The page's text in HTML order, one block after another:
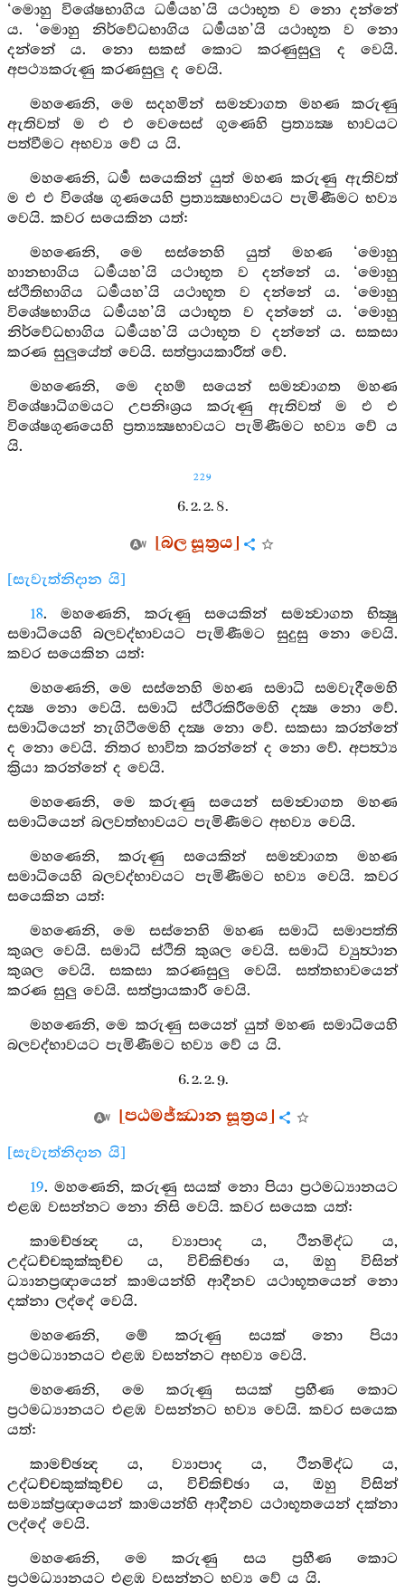
‘මොහු විශේෂභාගිය ධර්‍මයහ’යි යථාභූත ව නො දන්නේ
ය. ‘මොහු නිර්වේධභාගිය ධර්‍මයහ’යි යථාභූත ව නො
දන්නේ ය. නො සකස් කොට කරණුසුලු ද වෙයි.
අපථ්‍යකරුණු කරණසුලු ද වෙයි.
මහණෙනි, මෙ සදහමින් සමන්‍වාගත මහණ කරුණු
ඇතිවත් ම එ එ වෙසෙස් ගුණෙහි ප්‍රත්‍යක්‍ෂ භාවයට
පත්වීමට අභව්‍ය වේ ය යි.
මහණෙනි, ධර්‍ම සයෙකින් යුත් මහණ කරුණු ඇතිවත්
ම එ එ විශේෂ ගුණයෙහි ප්‍රත්‍යක්‍ෂභාවයට පැමිණීමට භව්‍ය
වෙයි. කවර සයෙකින යත්:
මහණෙනි, මෙ සස්නෙහි යුත් මහණ ‘මොහු
හානභාගිය ධර්‍මයහ’යි යථාභූත ව දන්නේ ය. ‘මොහු
ස්ථිතිභාගිය ධර්‍මයහ’යි යථාභූත ව දන්නේ ය. ‘මොහු
විශේෂභාගිය ධර්‍මයහ’යි යථාභූත ව දන්නේ ය. ‘මොහු
නිර්වේධභාගිය ධර්‍මයහ’යි යථාභූත ව දන්නේ ය. සකසා
කරණ සුලුයේත් වෙයි. සත්ප්‍රායකාරීත් වේ.
මහණෙනි, මෙ දහම් සයෙන් සමන්‍වාගත මහණ
විශේෂාධිගමයට උපනිඃශ්‍රය කරුණු ඇතිවත් ම එ එ
විශේෂගුණයෙහි ප්‍රත්‍යක්‍ෂභාවයට පැමිණීමට භව්‍ය වේ ය
යි.
229
6. 2. 2. 8.
[බල සූත්‍රය]
[සැවැත්නිදාන යි]
18. මහණෙනි, කරුණු සයෙකින් සමන්‍වාගත භික්‍ෂු
සමාධියෙහි බලවද්භාවයට පැමිණීමට සුදුසු නො වෙයි.
කවර සයෙකින යත්:
මහණෙනි, මෙ සස්නෙහි මහණ සමාධි සමවැදීමෙහි
දක්‍ෂ නො වෙයි. සමාධි ස්ථිරකිරීමෙහි දක්‍ෂ නො වේ.
සමාධියෙන් නැගිටීමෙහි දක්‍ෂ නො වේ. සකසා කරන්නේ
ද නො වෙයි. නිතර භාවිත කරන්නේ ද නො වේ. අපත්‍ථ්‍ය
ක්‍රියා කරන්නේ ද වෙයි.
මහණෙනි, මෙ කරුණු සයෙන් සමන්‍වාගත මහණ
සමාධියෙන් බලවත්භාවයට පැමිණීමට අභව්‍ය වෙයි.
මහණෙනි, කරුණු සයෙකින් සමන්‍වාගත මහණ
සමාධියෙහි බලවද්භාවයට පැමිණීමට භව්‍ය වෙයි. කවර
සයෙකින යත්:
මහණෙනි, මෙ සස්නෙහි මහණ සමාධි සමාපත්ති
කුශල වෙයි. සමාධි ස්ථිති කුශල වෙයි. සමාධි ව්‍යුත්‍ථාන
කුශල වෙයි. සකසා කරණසුලු වෙයි. සත්තභාවයෙන්
කරණ සුලු වෙයි. සත්ප්‍රායකාරී වෙයි.
මහණෙනි, මෙ කරුණු සයෙන් යුත් මහණ සමාධියෙහි
බලවද්භාවයට පැමිණීමට භව්‍ය වේ ය යි.
6. 2. 2. 9.
[පඨමජ්ඣාන සූත්‍රය]
[සැවැත්නිදාන යි]
19. මහණෙනි, කරුණු සයක් නො පියා ප්‍රථමධ්‍යානයට
එළඹ වසන්නට නො නිසි වෙයි. කවර සයෙක යත්:
කාමච්ඡන්‍ද ය, ව්‍යාපාද ය, ථීනමිද්ධ ය,
උද්ධච්චකුක්කුච්ච ය, විචිකිච්ඡා ය, ඔහු විසින්
ධ්‍යානප්‍රඥායෙන් කාමයන්හි ආදීනව යථාභූතයෙන් නො
දක්නා ලද්දේ වෙයි.
මහණෙනි, මේ කරුණු සයක් නො පියා
ප්‍රථමධ්‍යානයට එළඹ වසන්නට අභව්‍ය වෙයි.
මහණෙනි, මෙ කරුණු සයක් ප්‍රහීණ කොට
ප්‍රථමධ්‍යානයට එළඹ වසන්නට භව්‍ය වෙයි. කවර සයෙක
යත්:
කාමච්ඡන්‍ද ය, ව්‍යාපාද ය, ථීනමිද්ධ ය,
උද්ධච්චකුක්කුච්ච ය, විචිකිච්ඡා ය, ඔහු විසින්
සම්‍යක්ප්‍රඥායෙන් කාමයන්හි ආදීනව යථාභූතයෙන් දක්නා
ලද්දේ වෙයි.
මහණෙනි, මෙ කරුණු සය ප්‍රහීණ කොට
ප්‍රථමධ්‍යානයට එළඹ වසන්නට භව්‍ය වේ ය යි.